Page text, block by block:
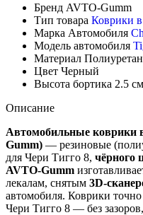
Бренд AVTO-Gumm
Тип товара Коврики в
Марка Автомобиля
Модель автомобиля
Материал Полиуретан
Цвет Черный
Высота бортика 2.5
Описание
Автомобильные коврики
Gumm) — резиновые
для Чери Тигго 8, чёрного
AVTO-Gumm
лекалам, снятым 3D-
автомобиля. Коврики
Чери Тигго 8 — без